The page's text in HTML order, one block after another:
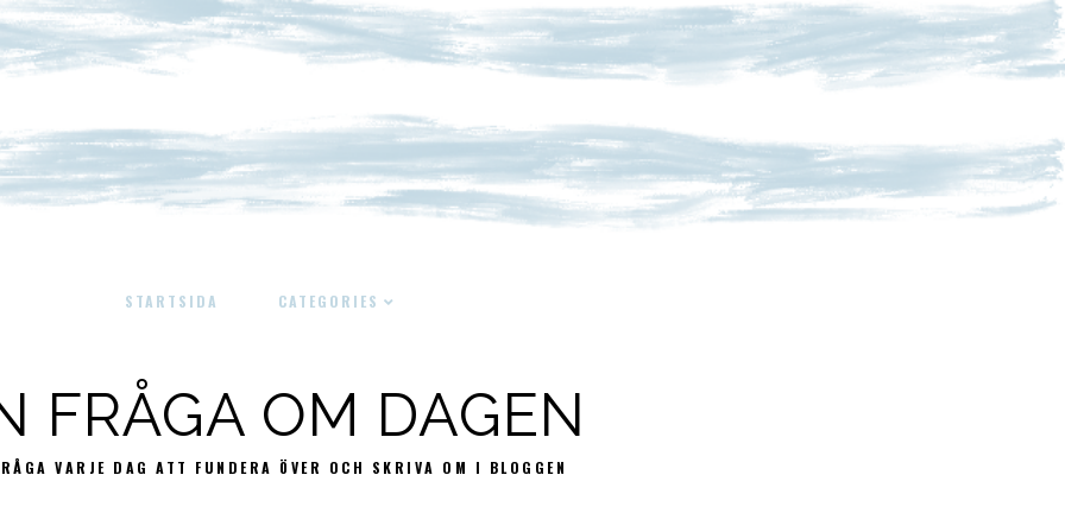
STARTSIDA CATEGORIES
FRÅGA OM DAGEN
VARJE DAG ATT FUNDERA ÖVER OCH SKRIVA OM I BLOGGEN